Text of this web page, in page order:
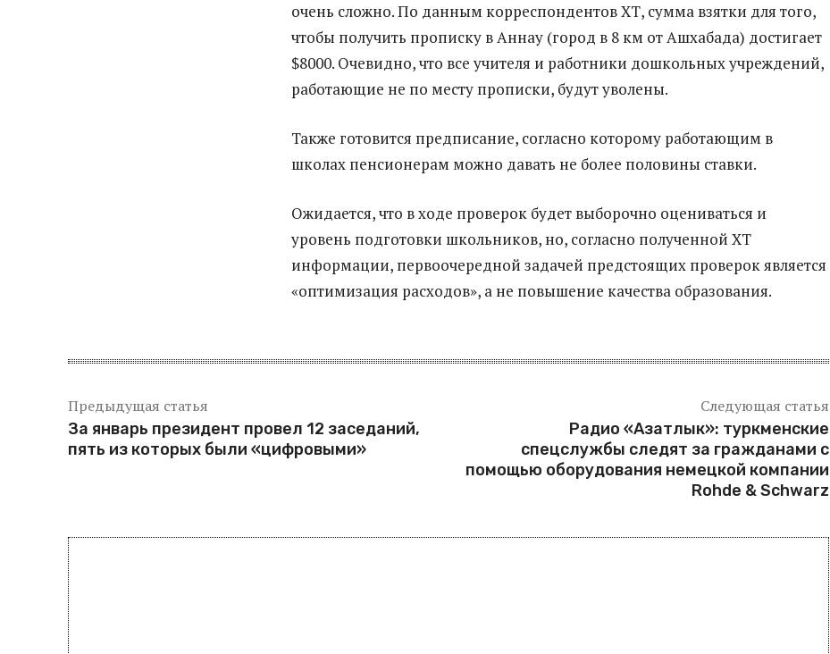
очень сложно. По данным корреспондентов ХТ, сумма взятки для того,
чтобы получить прописку в Аннау (город в 8 км от Ашхабада) достигает
$8000. Очевидно, что все учителя и работники дошкольных учреждений,
работающие не по месту прописки, будут уволены.
Также готовится предписание, согласно которому работающим в
школах пенсионерам можно давать не более половины ставки.
Ожидается, что в ходе проверок будет выборочно оцениваться и
уровень подготовки школьников, но, согласно полученной ХТ
информации, первоочередной задачей предстоящих проверок является
«оптимизация расходов», а не повышение качества образования.
Предыдущая статья
За январь президент провел 12 заседаний,
пять из которых были «цифровыми»
Следующая статья
Радио «Азатлык»: туркменские
спецслужбы следят за гражданами с
помощью оборудования немецкой компании
Rohde & Schwarz